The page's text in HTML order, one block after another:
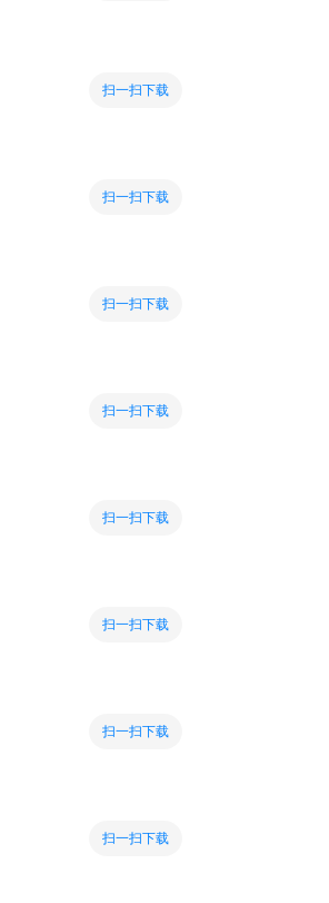
扫一扫下载
扫一扫下载
扫一扫下载
扫一扫下载
扫一扫下载
扫一扫下载
扫一扫下载
扫一扫下载